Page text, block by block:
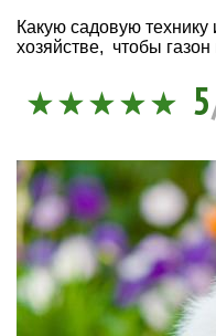
Какую садовую
хозяйстве, чтобы
5